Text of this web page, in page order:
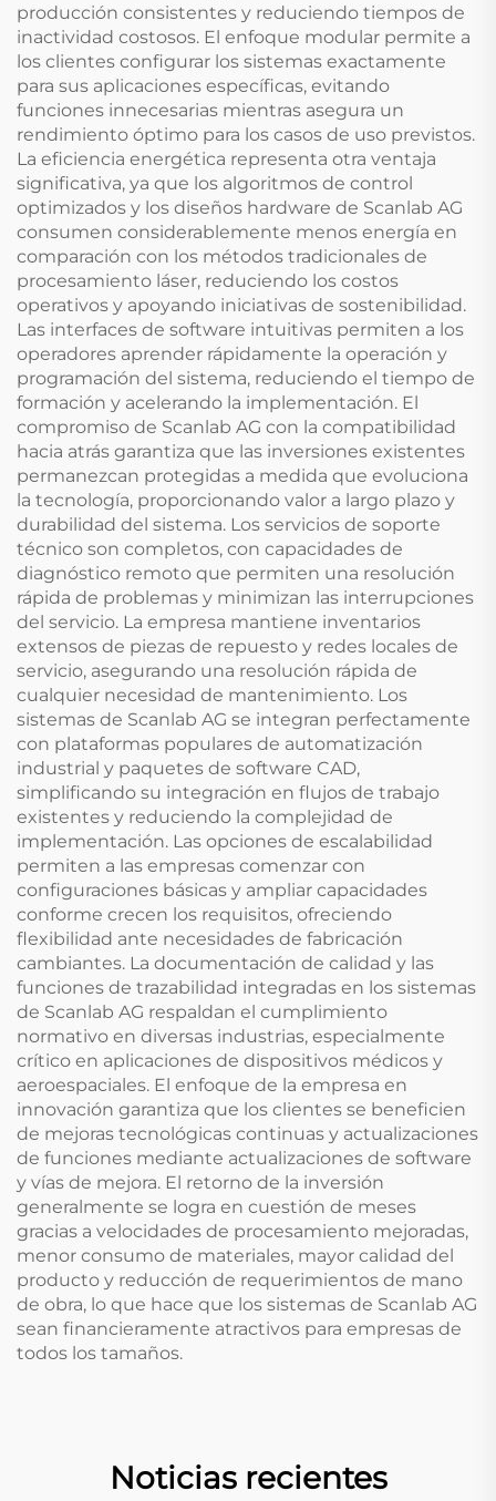
producción consistentes y reduciendo tiempos de
inactividad costosos. El enfoque modular permite a
los clientes configurar los sistemas exactamente
para sus aplicaciones específicas, evitando
funciones innecesarias mientras asegura un
rendimiento óptimo para los casos de uso previstos.
La eficiencia energética representa otra ventaja
significativa, ya que los algoritmos de control
optimizados y los diseños hardware de Scanlab AG
consumen considerablemente menos energía en
comparación con los métodos tradicionales de
procesamiento láser, reduciendo los costos
operativos y apoyando iniciativas de sostenibilidad.
Las interfaces de software intuitivas permiten a los
operadores aprender rápidamente la operación y
programación del sistema, reduciendo el tiempo de
formación y acelerando la implementación. El
compromiso de Scanlab AG con la compatibilidad
hacia atrás garantiza que las inversiones existentes
permanezcan protegidas a medida que evoluciona
la tecnología, proporcionando valor a largo plazo y
durabilidad del sistema. Los servicios de soporte
técnico son completos, con capacidades de
diagnóstico remoto que permiten una resolución
rápida de problemas y minimizan las interrupciones
del servicio. La empresa mantiene inventarios
extensos de piezas de repuesto y redes locales de
servicio, asegurando una resolución rápida de
cualquier necesidad de mantenimiento. Los
sistemas de Scanlab AG se integran perfectamente
con plataformas populares de automatización
industrial y paquetes de software CAD,
simplificando su integración en flujos de trabajo
existentes y reduciendo la complejidad de
implementación. Las opciones de escalabilidad
permiten a las empresas comenzar con
configuraciones básicas y ampliar capacidades
conforme crecen los requisitos, ofreciendo
flexibilidad ante necesidades de fabricación
cambiantes. La documentación de calidad y las
funciones de trazabilidad integradas en los sistemas
de Scanlab AG respaldan el cumplimiento
normativo en diversas industrias, especialmente
crítico en aplicaciones de dispositivos médicos y
aeroespaciales. El enfoque de la empresa en
innovación garantiza que los clientes se beneficien
de mejoras tecnológicas continuas y actualizaciones
de funciones mediante actualizaciones de software
y vías de mejora. El retorno de la inversión
generalmente se logra en cuestión de meses
gracias a velocidades de procesamiento mejoradas,
menor consumo de materiales, mayor calidad del
producto y reducción de requerimientos de mano
de obra, lo que hace que los sistemas de Scanlab AG
sean financieramente atractivos para empresas de
todos los tamaños.
Noticias recientes